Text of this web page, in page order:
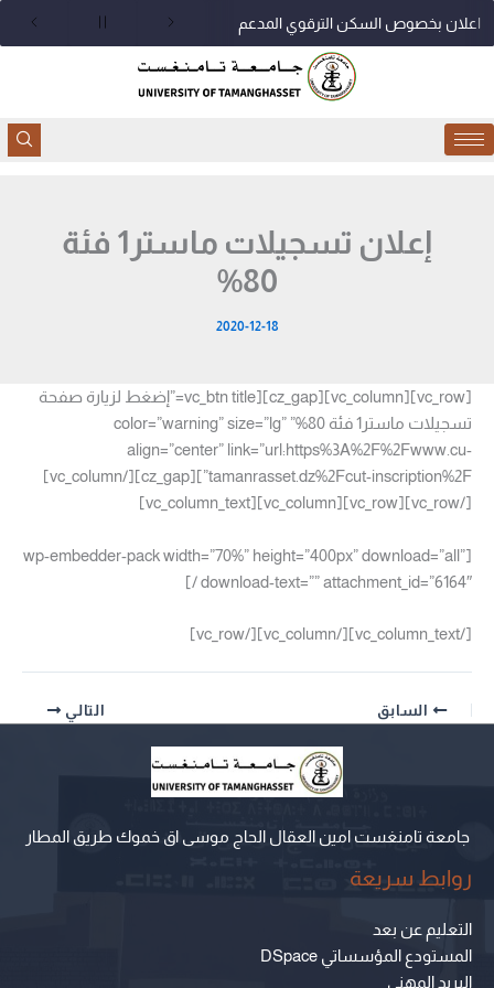
اعلان بخصوص السكن الترقوي المدعم
إعلان تسجيلات ماستر1 فئة
80%
2020-12-18
[vc_row][vc_column][cz_gap][vc_btn title=”إضغط لزيارة صفحة
تسجيلات ماستر1 فئة 80%” color=”warning” size=”lg”
align=”center” link=”url:https%3A%2F%2Fwww.cu-
tamanrasset.dz%2Fcut-inscription%2F”][cz_gap][/vc_column]
[/vc_row][vc_row][vc_column][vc_column_text]
[wp-embedder-pack width=”70%” height=”400px” download=”all”
download-text=”” attachment_id=”6164″ /]
[/vc_column_text][/vc_column][/vc_row]
السابق التالي
جامعة تامنغست امين العقال الحاج موسى اق خموك طريق المطار
روابط سريعة
التعليم عن بعد
المستودع المؤسساتي DSpace
البريد المهني